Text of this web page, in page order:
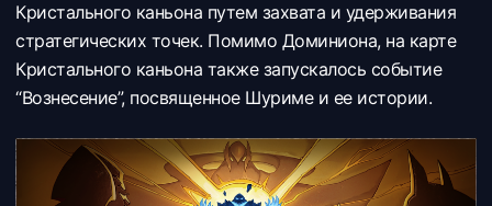
Кристального каньона путем захвата и удерживания
стратегических точек. Помимо Доминиона, на карте
Кристального каньона также запускалось событие
“Вознесение”, посвященное Шуриме и ее истории.